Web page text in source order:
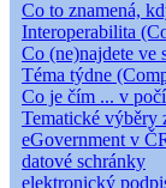
Co to znamená,
Interoperabilita
Co (ne)najdete
Téma týdne
Co je čím ... v
Tematické výběry
eGovernment v
datové schránky
elektronický